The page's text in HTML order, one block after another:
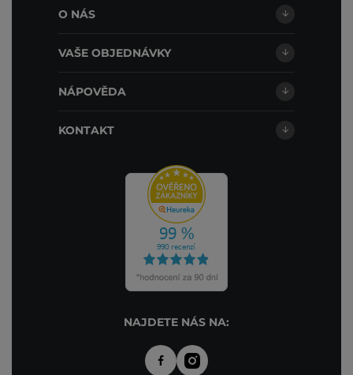
O NÁS
VAŠE OBJEDNÁVKY
NÁPOVĚDA
KONTAKT
NAJDETE NÁS NA: